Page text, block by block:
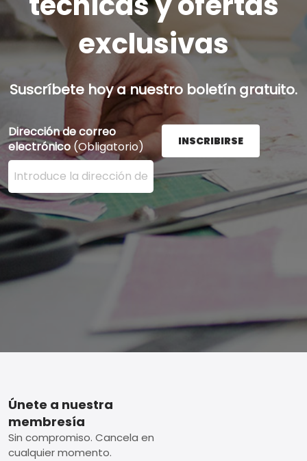
exclusivas
Suscríbete hoy a nuestro boletín gratuito.
Dirección de correo
electrónico (Obligatorio)
Ingrese su dirección de correo electrónico aquí y
INSCRIBIRSE
Footer
Únete a nuestra
membresía
Sin compromiso. Cancela en
cualquier momento.